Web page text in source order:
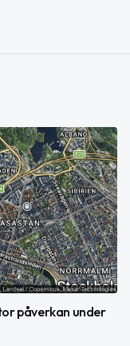
påverkan under